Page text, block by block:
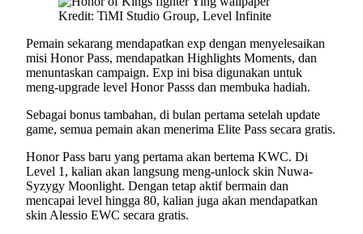
Kredit: TiMI Studio Group, Level Infinite
Pemain sekarang mendapatkan exp dengan menyelesaikan
misi Honor Pass, mendapatkan Highlights Moments, dan
menuntaskan campaign. Exp ini bisa digunakan untuk
meng-upgrade level Honor Passs dan membuka hadiah.
Sebagai bonus tambahan, di bulan pertama setelah update
game, semua pemain akan menerima Elite Pass secara gratis.
Honor Pass baru yang pertama akan bertema KWC. Di
Level 1, kalian akan langsung meng-unlock skin Nuwa-
Syzygy Moonlight. Dengan tetap aktif bermain dan
mencapai level hingga 80, kalian juga akan mendapatkan
skin Alessio EWC secara gratis.